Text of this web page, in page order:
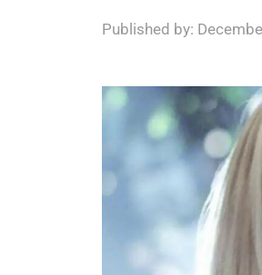
Published by: